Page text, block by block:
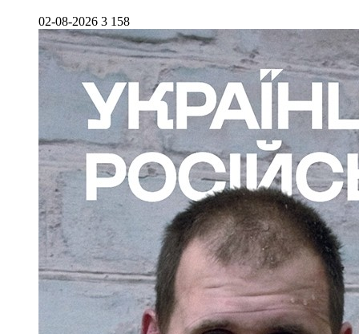
02-08-2026 3 158